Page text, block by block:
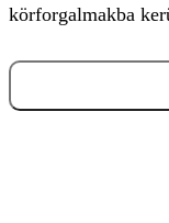
körforgalmakba